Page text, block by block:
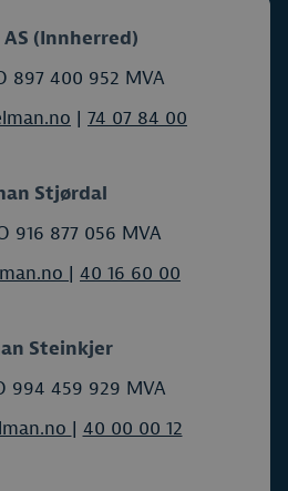
AS (Innherred)
897 400 952 MVA
| 74 07 84 00
Stjørdal
916 877 056 MVA
| 40 16 60 00
Steinkjer
994 459 929 MVA
| 40 00 00 12